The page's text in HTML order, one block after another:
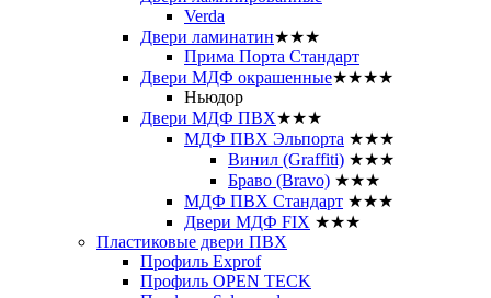
Verda
Двери ламинатин★★★
Прима Порта Стандарт
Двери МДФ окрашенные★★★★
Ньюдор
Двери МДФ ПВХ★★★
МДФ ПВХ Эльпорта ★★★
Винил (Graffiti) ★★★
Браво (Bravo) ★★★
МДФ ПВХ Стандарт ★★★
Двери МДФ FIX ★★★
Пластиковые двери ПВХ
Профиль Exprof
Профиль OPEN TECK